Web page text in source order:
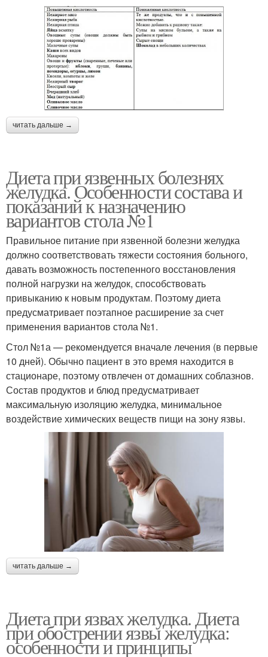
читать дальше →
Диета при язвенных болезнях
желудка. Особенности состава и
показаний к назначению
вариантов стола №1
Правильное питание при язвенной болезни желудка
должно соответствовать тяжести состояния больного,
давать возможность постепенного восстановления
полной нагрузки на желудок, способствовать
привыканию к новым продуктам. Поэтому диета
предусматривает поэтапное расширение за счет
применения вариантов стола №1.
Стол №1а — рекомендуется вначале лечения (в первые
10 дней). Обычно пациент в это время находится в
стационаре, поэтому отвлечен от домашних соблазнов.
Состав продуктов и блюд предусматривает
максимальную изоляцию желудка, минимальное
воздействие химических веществ пищи на зону язвы.
читать дальше →
Диета при язвах желудка. Диета
при обострении язвы желудка:
особенности и принципы